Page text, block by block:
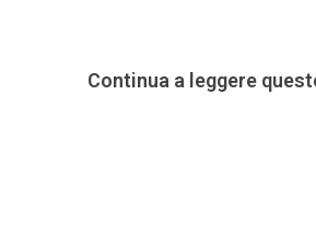
Continua a leggere